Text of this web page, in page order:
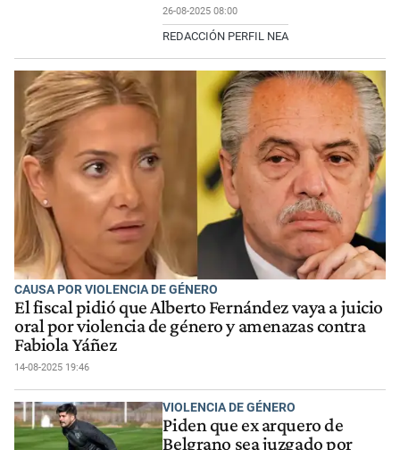
26-08-2025 08:00
REDACCIÓN PERFIL NEA
CAUSA POR VIOLENCIA DE GÉNERO
El fiscal pidió que Alberto Fernández vaya a juicio
oral por violencia de género y amenazas contra
Fabiola Yáñez
14-08-2025 19:46
VIOLENCIA DE GÉNERO
Piden que ex arquero de
Belgrano sea juzgado por